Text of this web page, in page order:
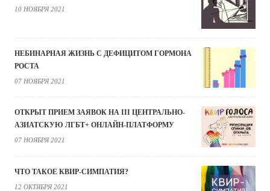
10 НОЯБРЯ 2021
НЕБИНАРНАЯ ЖИЗНЬ С ДЕФИЦИТОМ ГОРМОНА
РОСТА
07 НОЯБРЯ 2021
ОТКРЫТ ПРИЕМ ЗАЯВОК НА III ЦЕНТРАЛЬНО-
АЗИАТСКУЮ ЛГБТ+ ОНЛАЙН-ПЛАТФОРМУ
07 НОЯБРЯ 2021
ЧТО ТАКОЕ КВИР-СИМПАТИЯ?
12 ОКТЯБРЯ 2021